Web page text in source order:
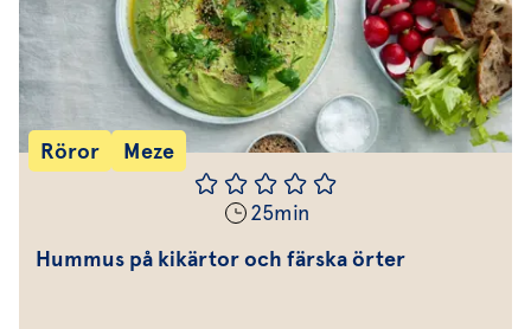
Röror Meze
25min
Hummus på kikärtor och färska örter